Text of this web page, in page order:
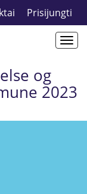
Prisijungti
og
2023